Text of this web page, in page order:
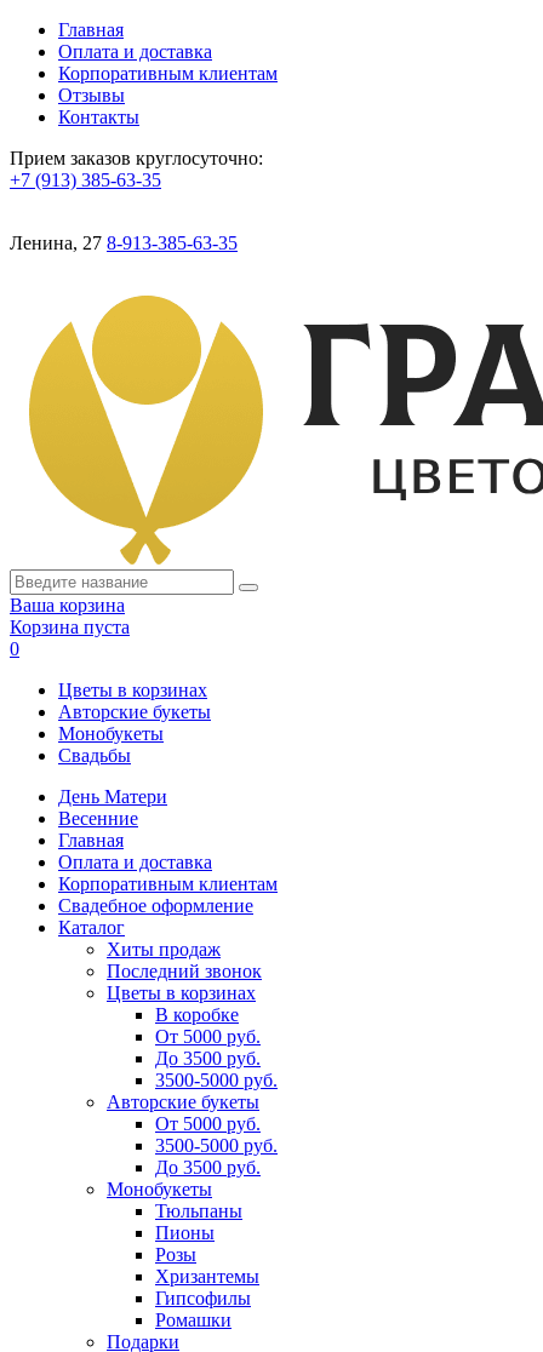
Главная
Оплата и доставка
Корпоративным клиентам
Отзывы
Контакты
Прием заказов круглосуточно:
+7 (913) 385-63-35
Ленина, 27 8-913-385-63-35
Ваша корзина
Корзина пуста
0
Цветы в корзинах
Авторские букеты
Монобукеты
Свадьбы
День Матери
Весенние
Главная
Оплата и доставка
Корпоративным клиентам
Свадебное оформление
Каталог
Хиты продаж
Последний звонок
Цветы в корзинах
В коробке
От 5000 руб.
До 3500 руб.
3500-5000 руб.
Авторские букеты
От 5000 руб.
3500-5000 руб.
До 3500 руб.
Монобукеты
Тюльпаны
Пионы
Розы
Хризантемы
Гипсофилы
Ромашки
Подарки